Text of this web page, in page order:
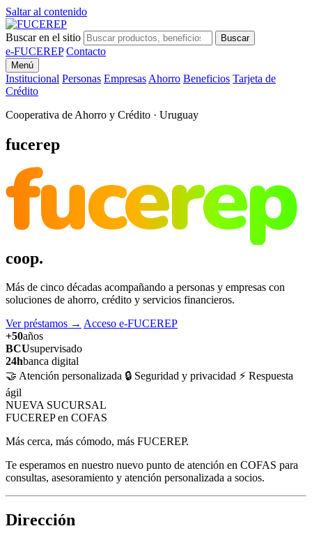
Saltar al contenido
Buscar en el sitio Buscar
e-FUCEREP Contacto
Menú
Institucional Personas Empresas Ahorro Beneficios Tarjeta de
Crédito
Cooperativa de Ahorro y Crédito · Uruguay
fucerep
fucerep
coop.
Más de cinco décadas acompañando a personas y empresas con
soluciones de ahorro, crédito y servicios financieros.
Ver préstamos → Acceso e-FUCEREP
+50años
BCUsupervisado
24hbanca digital
🤝 Atención personalizada 🔒 Seguridad y privacidad ⚡ Respuesta
ágil
NUEVA SUCURSAL
FUCEREP en COFAS
Más cerca, más cómodo, más FUCEREP.
Te esperamos en nuestro nuevo punto de atención en COFAS para
consultas, asesoramiento y atención personalizada a socios.
Dirección